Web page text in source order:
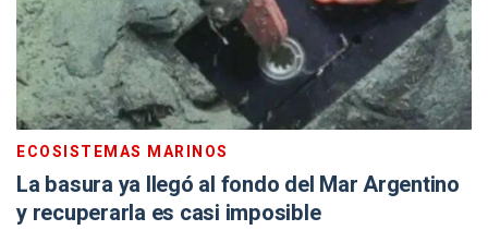
ECOSISTEMAS MARINOS
La basura ya llegó al fondo del Mar Argentino
y recuperarla es casi imposible